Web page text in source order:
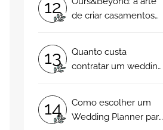
12
de criar casamentos
13
Quanto custa
contratar um wedding
considerar!
14
Como escolher um
Wedding Planner para